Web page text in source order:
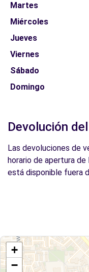
Martes
Miércoles
Jueves
Viernes
Sábado
Domingo
Devolución
Las devoluciones de
horario de apertura
está disponible fuera
+
−